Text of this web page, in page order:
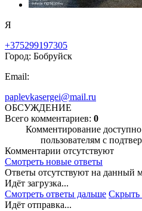
Я
+375299197305
Город: Бобруйск
Email:
paplevkasergei@mail.ru
ОБСУЖДЕНИЕ
Всего комментариев: 0
Комментирование
пользователям с
Комментарии отсутствуют
Смотреть новые ответы
Ответы отсутствуют на данный
Идёт загрузка...
Смотреть ответы дальше Скрыть
Идёт отправка...